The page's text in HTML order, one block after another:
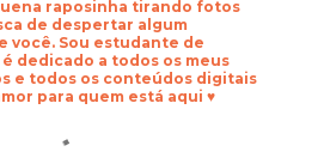
raposinha tirando fotos
de despertar algum
você. Sou estudante de
dedicado a todos os meus
e todos os conteúdos digitais
para quem está aqui ♥